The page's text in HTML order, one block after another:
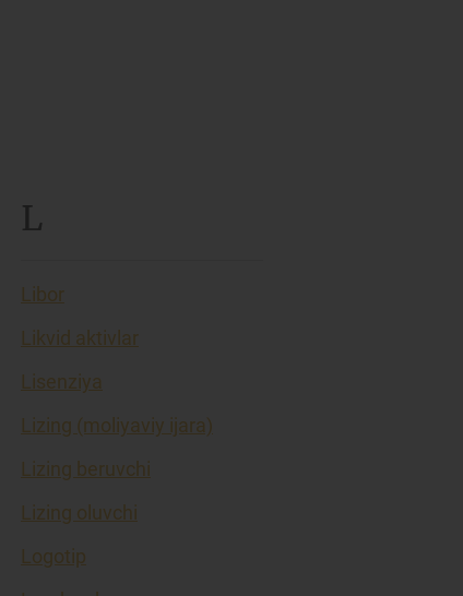
L
Libor
Likvid aktivlar
Lisenziya
Lizing (moliyaviy ijara)
Lizing beruvchi
Lizing oluvchi
Logotip